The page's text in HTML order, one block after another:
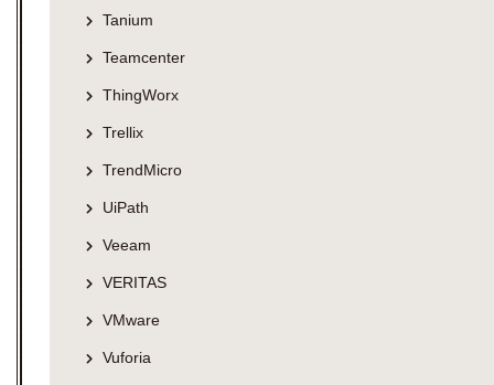
Tanium
Teamcenter
ThingWorx
Trellix
TrendMicro
UiPath
Veeam
VERITAS
VMware
Vuforia